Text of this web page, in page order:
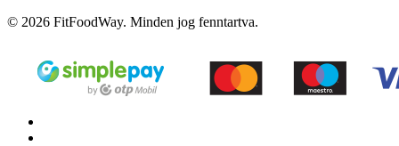
© 2026 FitFoodWay. Minden jog fenntartva.